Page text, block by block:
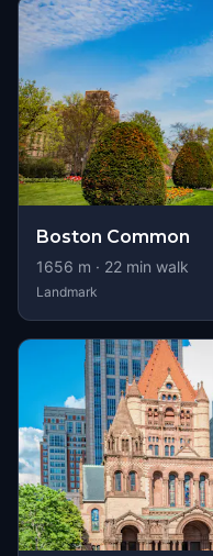
Boston Common
1656 m · 22 min walk
Landmark